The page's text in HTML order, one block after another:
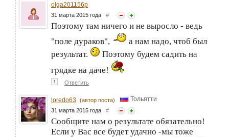
olga201156p
31 марта 2015 года #
Поэтому там ничего и не выросло - ведь
"поле дураков",
а нам надо, чтоб был
результат.
Поэтому будем садить на
грядке на даче!
↑ Ответить
loredo63 (автор поста) Тольятти
31 марта 2015 года #
Сообщите нам о результате обязательно!
Если у Вас все будет удачно -мы тоже